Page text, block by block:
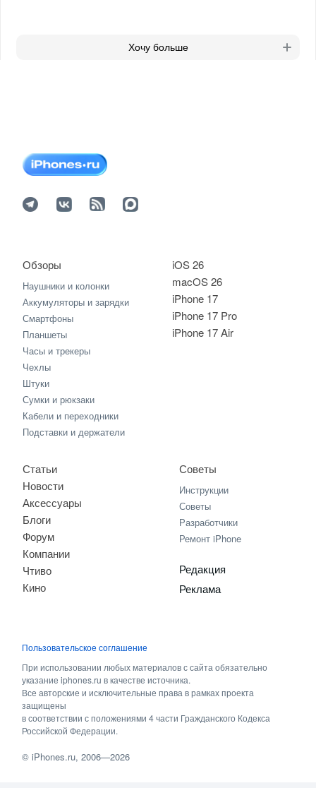
Хочу больше
iOS 26
macOS 26
iPhone 17
iPhone 17 Pro
iPhone 17 Air
Обзоры
Наушники и колонки
Аккумуляторы и зарядки
Смартфоны
Планшеты
Часы и трекеры
Чехлы
Штуки
Сумки и рюкзаки
Кабели и переходники
Подставки и держатели
Статьи
Новости
Аксессуары
Блоги
Форум
Компании
Чтиво
Кино
Советы
Инструкции
Советы
Разработчики
Ремонт iPhone
Редакция
Реклама
Пользовательское соглашение
При использовании любых материалов с сайта обязательно
указание iphones.ru в качестве источника.
Все авторские и исключительные права в рамках проекта
защищены
в соответствии с положениями 4 части Гражданского Кодекса
Российской Федерации.
©iPhones.ru, 2006—2026